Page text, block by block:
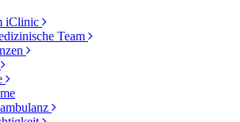
iClinic
Team